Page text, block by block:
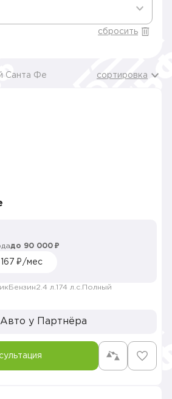
сбросить
Санта Фе сортировка
до 90 000 ₽
₽/мес
Бензин2.4 л. 174 л.с. Полный
Авто у Партнёра